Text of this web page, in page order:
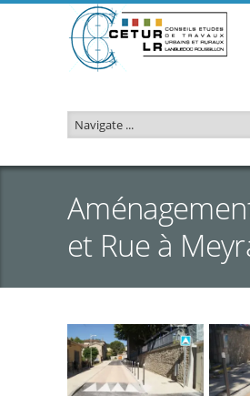
et Rue à